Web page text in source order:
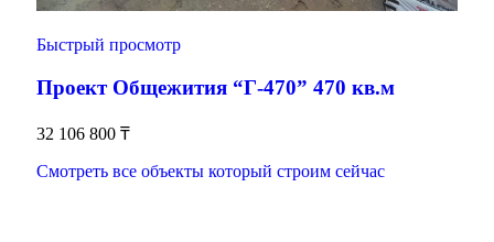
Быстрый просмотр
Проект Общежития “Г-470” 470 кв.м
32 106 800 ₸
Смотреть все объекты который строим сейчас